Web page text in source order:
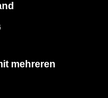
mehreren